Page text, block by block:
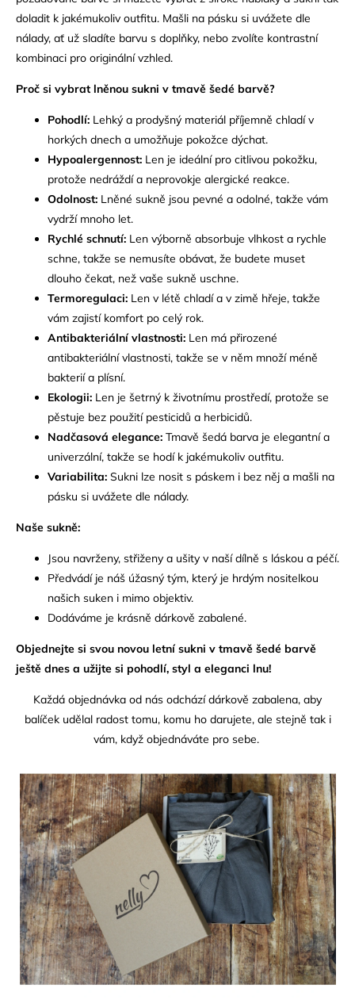
doladit k jakémukoliv outfitu. Mašli na pásku si uvážete dle
nálady, ať už sladíte barvu s doplňky, nebo zvolíte kontrastní
kombinaci pro originální vzhled.
Proč si vybrat lněnou sukni v tmavě šedé barvě?
Pohodlí: Lehký a prodyšný materiál příjemně chladí v
horkých dnech a umožňuje pokožce dýchat.
Hypoalergennost: Len je ideální pro citlivou pokožku,
protože nedráždí a neprovokje alergické reakce.
Odolnost: Lněné sukně jsou pevné a odolné, takže vám
vydrží mnoho let.
Rychlé schnutí: Len výborně absorbuje vlhkost a rychle
schne, takže se nemusíte obávat, že budete muset
dlouho čekat, než vaše sukně uschne.
Termoregulaci: Len v létě chladí a v zimě hřeje, takže
vám zajistí komfort po celý rok.
Antibakteriální vlastnosti: Len má přirozené
antibakteriální vlastnosti, takže se v něm množí méně
bakterií a plísní.
Ekologii: Len je šetrný k životnímu prostředí, protože se
pěstuje bez použití pesticidů a herbicidů.
Nadčasová elegance: Tmavě šedá barva je elegantní a
univerzální, takže se hodí k jakémukoliv outfitu.
Variabilita: Sukni lze nosit s páskem i bez něj a mašli na
pásku si uvážete dle nálady.
Naše sukně:
Jsou navrženy, střiženy a ušity v naší dílně s láskou a péčí.
Předvádí je náš úžasný tým, který je hrdým nositelkou
našich suken i mimo objektiv.
Dodáváme je krásně dárkově zabalené.
Objednejte si svou novou letní sukni v tmavě šedé barvě
ještě dnes a užijte si pohodlí, styl a eleganci lnu!
Každá objednávka od nás odchází dárkově zabalena, aby
balíček udělal radost tomu, komu ho darujete, ale stejně tak i
vám, když objednáváte pro sebe.